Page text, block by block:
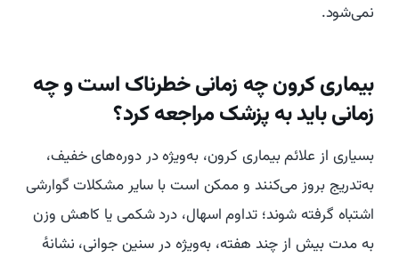
نمی‌شود.
بیماری کرون چه زمانی خطرناک است و چه
زمانی باید به پزشک مراجعه کرد؟
بسیاری از علائم بیماری کرون، به‌ویژه در دوره‌های خفیف،
به‌تدریج بروز می‌کنند و ممکن است با سایر مشکلات گوارشی
اشتباه گرفته شوند؛ تداوم اسهال، درد شکمی یا کاهش وزن
به مدت بیش از چند هفته، به‌ویژه در سنین جوانی، نشانهٔ